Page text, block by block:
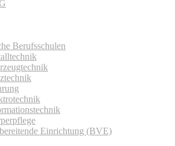
Berufsschulen
Einrichtung (BVE)